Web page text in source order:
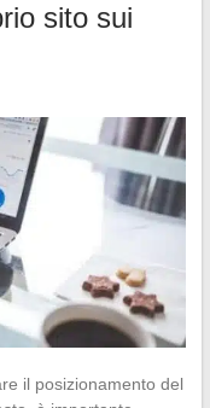
sito sui
il posizionamento del